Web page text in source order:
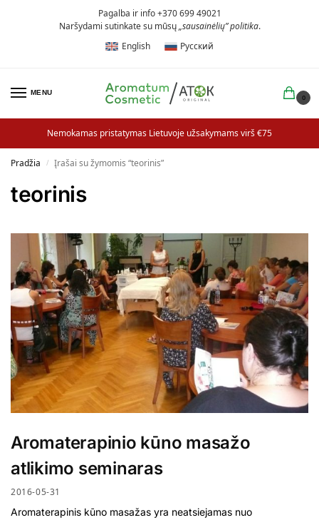
Pagalba ir info +370 699 49021
Naršydami sutinkate su mūsų„sausainėlių” politika.
English
Русский
MENU
0
Nemokamas pristatymas Lietuvoje užsakymams virš €75
Pradžia / Įrašai su žymomis “teorinis”
teorinis
Aromaterapinio kūno masažo
atlikimo seminaras
2016-05-31
Aromaterapinis kūno masažas yra neatsiejamas nuo